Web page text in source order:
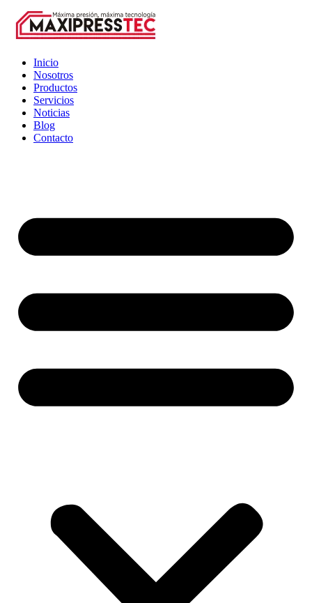
Inicio
Nosotros
Productos
Servicios
Noticias
Blog
Contacto